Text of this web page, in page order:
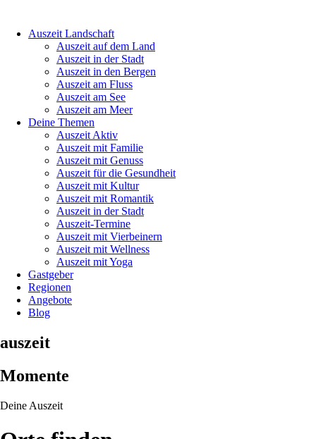
Auszeit Landschaft
Auszeit auf dem Land
Auszeit in der Stadt
Auszeit in den Bergen
Auszeit am Fluss
Auszeit am See
Auszeit am Meer
Deine Themen
Auszeit Aktiv
Auszeit mit Familie
Auszeit mit Genuss
Auszeit für die Gesundheit
Auszeit mit Kultur
Auszeit mit Romantik
Auszeit in der Stadt
Auszeit-Termine
Auszeit mit Vierbeinern
Auszeit mit Wellness
Auszeit mit Yoga
Gastgeber
Regionen
Angebote
Blog
auszeit
Momente
Deine Auszeit